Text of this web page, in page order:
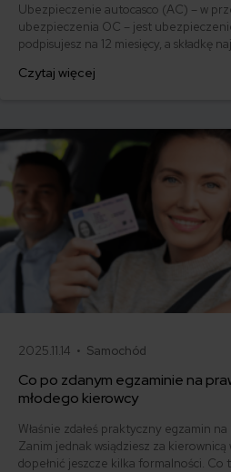
Ubezpieczenie autocasco (AC) – w
ubezpieczenia OC – jest
podpisujesz na 12 miesięcy, a składkę
ofertę lub zdecydowałeś się sprzedać
Czytaj więcej
2025.11.14 • Samochód
Co po zdanym egzaminie na
młodego kierowcy
Właśnie zdałeś praktyczny egzamin
Zanim jednak wsiądziesz za kierownicą
dopełnić jeszcze kilka formalności.